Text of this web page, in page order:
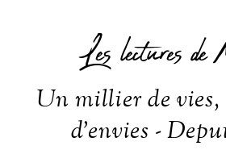
Les lectures
Un millier de
d'envies -